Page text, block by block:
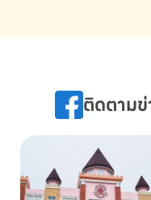
ภาษา ผ่านประสบการณ์การเรี
075-691910ติดตามข่